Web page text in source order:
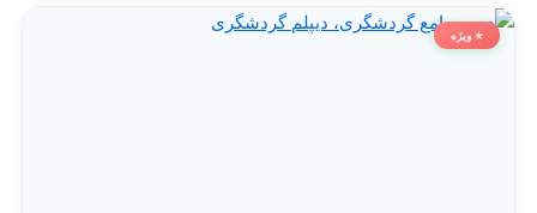
⭐ ویژه